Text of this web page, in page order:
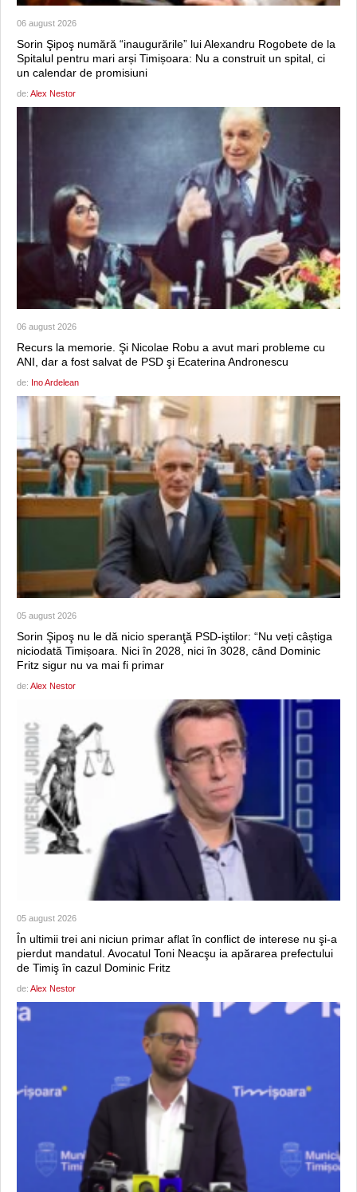
06 august 2026
Sorin Şipoş numără “inaugurările” lui Alexandru Rogobete de la
Spitalul pentru mari arși Timișoara: Nu a construit un spital, ci
un calendar de promisiuni
de: Alex Nestor
06 august 2026
Recurs la memorie. Şi Nicolae Robu a avut mari probleme cu
ANI, dar a fost salvat de PSD şi Ecaterina Andronescu
de: Ino Ardelean
05 august 2026
Sorin Şipoş nu le dă nicio speranţă PSD-iştilor: “Nu veți câștiga
niciodată Timișoara. Nici în 2028, nici în 3028, când Dominic
Fritz sigur nu va mai fi primar
de: Alex Nestor
05 august 2026
În ultimii trei ani niciun primar aflat în conflict de interese nu şi-a
pierdut mandatul. Avocatul Toni Neacşu ia apărarea prefectului
de Timiş în cazul Dominic Fritz
de: Alex Nestor